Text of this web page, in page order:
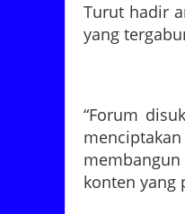
Turut hadir
yang
“Forum
konten yang